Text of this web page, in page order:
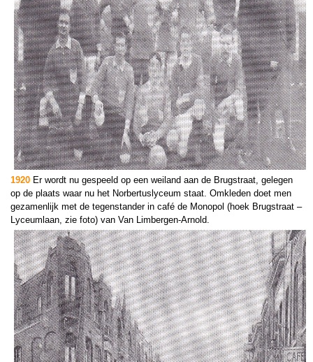
1920 Er wordt nu gespeeld op een weiland aan de Brugstraat, gelegen
op de plaats waar nu het Norbertuslyceum staat. Omkleden doet men
gezamenlijk met de tegenstander in café de Monopol (hoek Brugstraat –
Lyceumlaan, zie foto) van Van Limbergen-Arnold.